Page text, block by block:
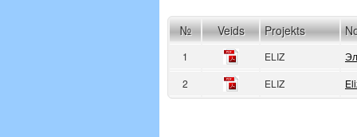
№ Veids Projekts
1 ELIZ
2
ELIZ